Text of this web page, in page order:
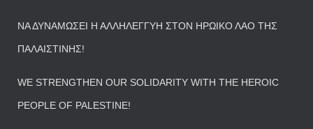
ΝΑ ΔΥΝΑΜΏΣΕΙ Η ΑΛΛΗΛΕΓΓΎΗ ΣΤΟΝ ΗΡΩΙΚΌ ΛΑΌ ΤΗΣ
ΠΑΛΑΙΣΤΊΝΗΣ!
WE STRENGTHEN OUR SOLIDARITY WITH THE HEROIC
PEOPLE OF PALESTINE!